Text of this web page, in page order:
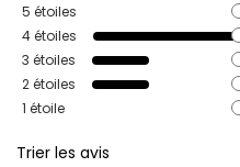
5 étoiles
4étoiles
3 étoiles
2étoiles
1 étoile
Trier les avis